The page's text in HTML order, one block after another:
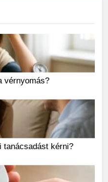
vérnyomás?
tanácsadást kérni?